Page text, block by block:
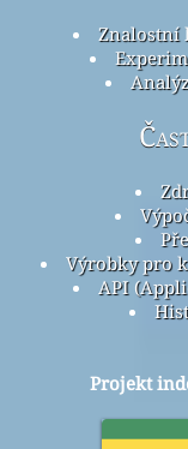
Znalostní
Výrobky pro
API
Projekt